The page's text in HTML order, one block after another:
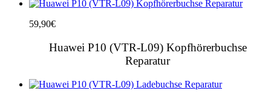
59,90€
Huawei P10 (VTR-L09) Kopfhörerbuchse
Reparatur